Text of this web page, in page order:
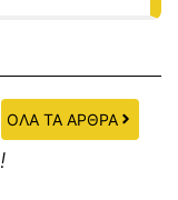
ΟΛΑ ΤΑ ΑΡΘΡΑ